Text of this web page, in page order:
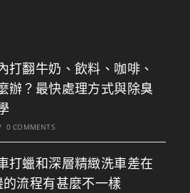
打翻牛奶、飲料、咖啡、
辦？最快處理方式與除臭
0 COMMENTS
打蠟和深層精緻洗車差在
流程有甚麼不一樣